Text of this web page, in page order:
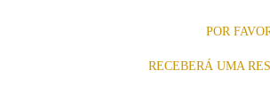
POR
RECEBERÁ UMA